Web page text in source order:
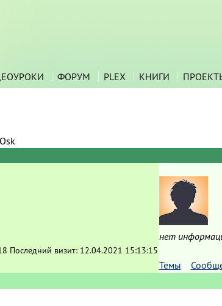
ФОРУМ PLEX КНИГИ
Osk
Последний визит: 12.04.2021 15:13:15
нет
Темы